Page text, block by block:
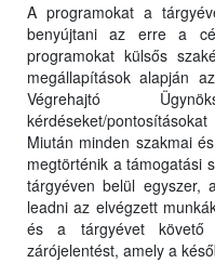
A programokat a
benyújtani az erre a
programokat külsős
megállapítások alapján
Végrehajtó
kérdéseket/
Miután minden szakmai
megtörténik a támogatási
tárgyéven belül egyszer,
leadni az elvégzett
és a tárgyévet követő
zárójelentést, amely a